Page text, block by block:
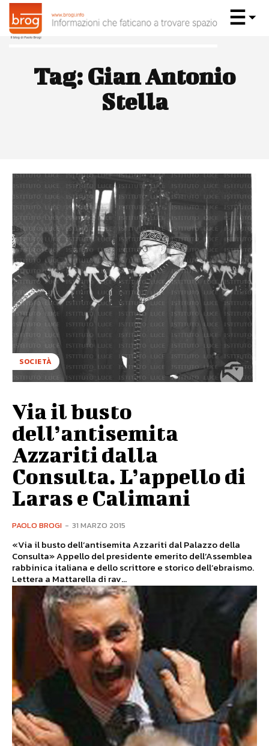
Tag: Gian Antonio
Stella
SOCIETÀ
Via il busto
dell’antisemita
Azzariti dalla
Consulta. L’appello di
Laras e Calimani
PAOLO BROGI - 31 MARZO 2015
«Via il busto dell’antisemita Azzariti dal Palazzo della
Consulta» Appello del presidente emerito dell’Assemblea
rabbinica italiana e dello scrittore e storico dell’ebraismo.
Lettera a Mattarella di rav...